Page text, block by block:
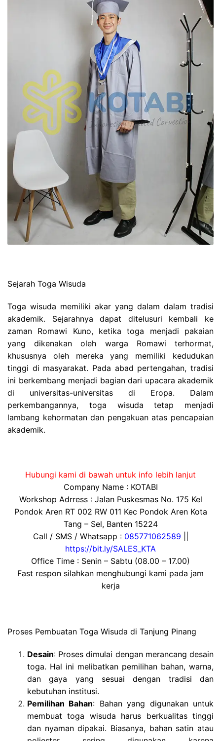
Sejarah Toga Wisuda
Toga wisuda memiliki akar yang dalam dalam tradisi
akademik. Sejarahnya dapat ditelusuri kembali ke
zaman Romawi Kuno, ketika toga menjadi pakaian
yang dikenakan oleh warga Romawi terhormat,
khususnya oleh mereka yang memiliki kedudukan
tinggi di masyarakat. Pada abad pertengahan, tradisi
ini berkembang menjadi bagian dari upacara akademik
di universitas-universitas di Eropa. Dalam
perkembangannya, toga wisuda tetap menjadi
lambang kehormatan dan pengakuan atas pencapaian
akademik.
Hubungi kami di bawah untuk info lebih lanjut
Company Name : KOTABI
Workshop Adrress : Jalan Puskesmas No. 175 Kel
Pondok Aren RT 002 RW 011 Kec Pondok Aren Kota
Tang – Sel, Banten 15224
Call / SMS / Whatsapp : 085771062589
https://bit.ly/SALES_KTA
Office Time : Senin – Sabtu (08.00 – 17.00)
Fast respon silahkan menghubungi kami pada jam
kerja
Proses Pembuatan Toga Wisuda di Tanjung Pinang
Desain: Proses dimulai dengan merancang desain
toga. Hal ini melibatkan pemilihan bahan, warna,
dan gaya yang sesuai dengan tradisi dan
kebutuhan institusi.
Pemilihan Bahan: Bahan yang digunakan untuk
membuat toga wisuda harus berkualitas tinggi
dan nyaman dipakai. Biasanya, bahan satin atau